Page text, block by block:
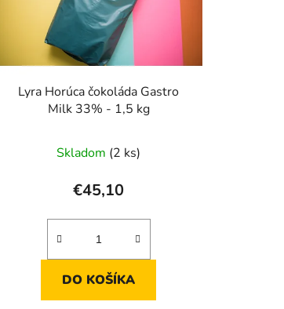
Lyra Horúca čokoláda Gastro
Milk 33% - 1,5 kg
Skladom (2 ks)
€45,10
DO KOŠÍKA